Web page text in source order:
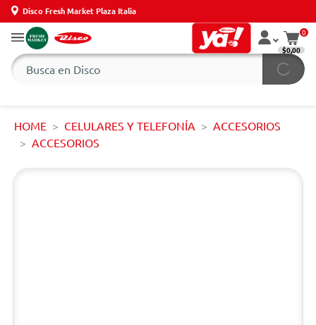
Disco Fresh Market Plaza Italia
0
$0,00
HOME CELULARES Y TELEFONÍA
ACCESORIOS
ACCESORIOS